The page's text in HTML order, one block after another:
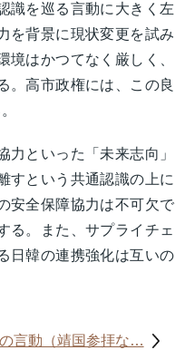
識を巡る言動に大きく左
を背景に現状変更を試み
はかつてなく厳しく、
。高市政権には、この良
といった「未来志向」
すという共通認識の上に
安全保障協力は不可欠で
る。また、サプライチェ
日韓の連携強化は互いの
言動（靖国参拝な…